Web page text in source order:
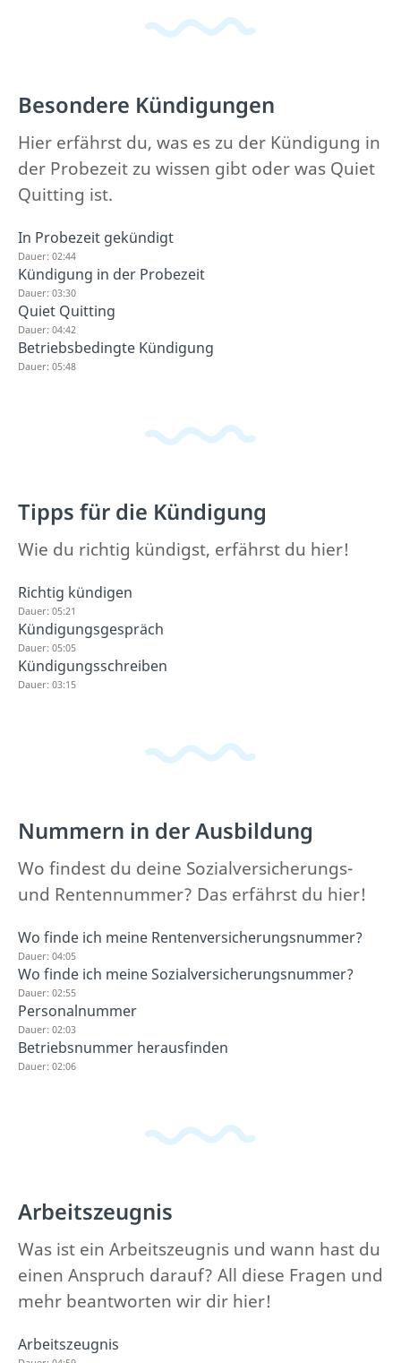
Besondere Kündigungen
Hier erfährst du, was es zu der Kündigung in
der Probezeit zu wissen gibt oder was Quiet
Quitting ist.
In Probezeit gekündigt
Dauer: 02:44
Kündigung in der Probezeit
Dauer: 03:30
Quiet Quitting
Dauer: 04:42
Betriebsbedingte Kündigung
Dauer: 05:48
Tipps für die Kündigung
Wie du richtig kündigst, erfährst du hier!
Richtig kündigen
Dauer: 05:21
Kündigungsgespräch
Dauer: 05:05
Kündigungsschreiben
Dauer: 03:15
Nummern in der Ausbildung
Wo findest du deine Sozialversicherungs-
und Rentennummer? Das erfährst du hier!
Wo finde ich meine Rentenversicherungsnummer?
Dauer: 04:05
Wo finde ich meine Sozialversicherungsnummer?
Dauer: 02:55
Personalnummer
Dauer: 02:03
Betriebsnummer herausfinden
Dauer: 02:06
Arbeitszeugnis
Was ist ein Arbeitszeugnis und wann hast du
einen Anspruch darauf? All diese Fragen und
mehr beantworten wir dir hier!
Arbeitszeugnis